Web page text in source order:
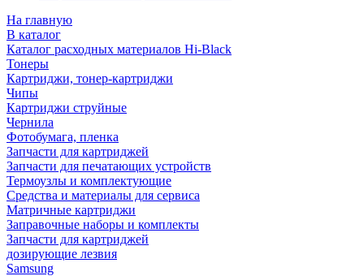
На главную
В каталог
Каталог расходных материалов Hi-Black
Тонеры
Картриджи, тонер-картриджи
Чипы
Картриджи струйные
Чернила
Фотобумага, пленка
Запчасти для картриджей
Запчасти для печатающих устройств
Термоузлы и комплектующие
Средства и материалы для сервиса
Матричные картриджи
Заправочные наборы и комплекты
Запчасти для картриджей
дозирующие лезвия
Samsung